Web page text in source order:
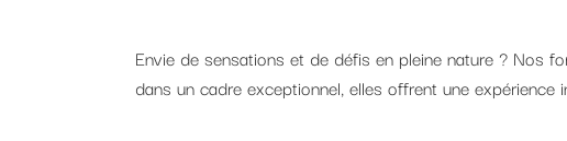
Envie de sensations et de défis en pleine nature ? Nos
dans un cadre exceptionnel, elles offrent une expérience